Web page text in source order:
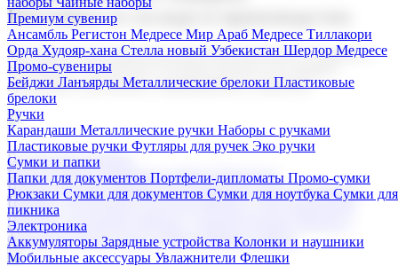
Премиум сувенир
Ансамбль Регистон Медресе Мир Араб Медресе Тиллакори
Орда Худояр-хана Стелла новый Узбекистан Шердор Медресе
Промо-сувениры
Бейджи Ланъярды Металлические брелоки Пластиковые
брелоки
Ручки
Карандаши Металлические ручки Наборы с ручками
Пластиковые ручки Футляры для ручек Эко ручки
Сумки и папки
Папки для документов Портфели-дипломаты Промо-сумки
Рюкзаки Сумки для документов Сумки для ноутбука Сумки для
пикника
Электроника
Аккумуляторы Зарядные устройства Колонки и наушники
Мобильные аксессуары Увлажнители Флешки
Поставка со склада и производство
Мы предлагаем широкий выбор корпоративных подарков и
сувениров с логотипом. В нашем каталоге вы найдете
продукцию для бизнеса, мероприятия и клиентов.
Подарочные наборы
Бизнес наборыКофейные наборы Кошельки
Наборы из кожиНаборы ручекНаборы с аккумуляторами
Наборы с бутылками для воды
Наборы с ежедневниками
Наборы с кружками
флешкамиНовогодние наборыЧайные наборы